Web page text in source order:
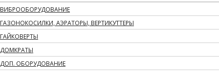
ВИБРООБОРУДОВАНИЕ
ГАЗОНОКОСИЛКИ, АЭРАТОРЫ, ВЕРТИКУТТЕРЫ
ГАЙКОВЕРТЫ
ДОМКРАТЫ
ДОП. ОБОРУДОВАНИЕ